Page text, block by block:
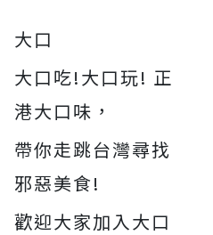
大口
大口吃!大口玩! 正
港大口味，
帶你走跳台灣尋找
邪惡美食!
歡迎大家加入大口